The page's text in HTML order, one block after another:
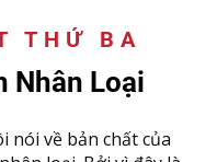
THỨ BA
Nhân Loại
nói về bản chất của